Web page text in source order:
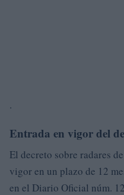
.
Entrada en vigor del
El decreto sobre radares
vigor en un plazo de 12
en el Diario Oficial núm.